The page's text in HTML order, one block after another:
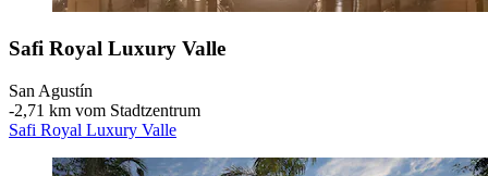
Safi Royal Luxury Valle
San Agustín
‐2,71 km vom Stadtzentrum
Safi Royal Luxury Valle